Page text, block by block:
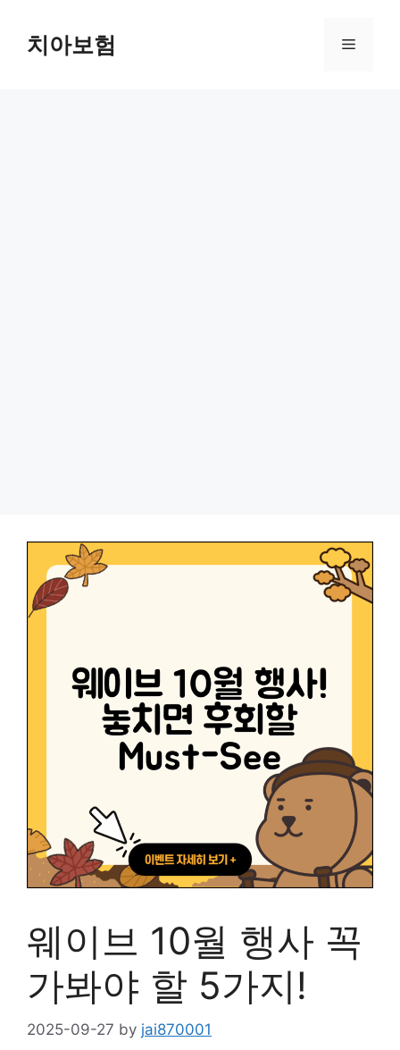
content치아보험 Menu
웨이브 10월 행사 꼭
가봐야 할 5가지!
2025-09-27 by jai870001